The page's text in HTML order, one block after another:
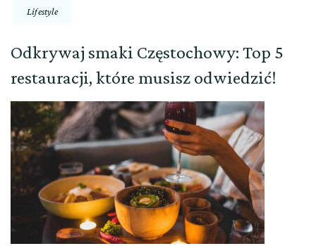
Lifestyle
Odkrywaj smaki Częstochowy: Top 5
restauracji, które musisz odwiedzić!